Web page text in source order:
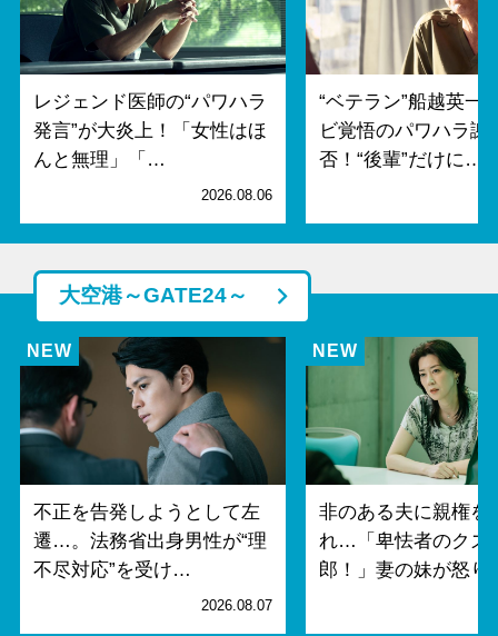
レジェンド医師の“パワハラ
発言”が大炎上！「女性はほ
んと無理」「…
2026.08.06
“ベテラン”船越英一
ビ覚悟のパワハラ謝
否！“後輩”だけに…
大空港～GATE24～
不正を告発しようとして左
遷…。法務省出身男性が“理
不尽対応”を受け…
2026.08.07
非のある夫に親権を
れ…「卑怯者のクズ
郎！」妻の妹が怒